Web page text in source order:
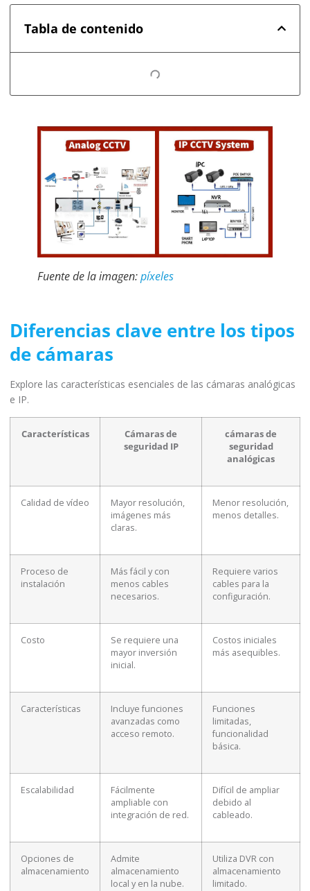
Tabla de contenido
Fuente de la imagen:píxeles
Diferencias clave entre los tipos
de cámaras
Explore las características esenciales de las cámaras analógicas
e IP.
Características
Cámaras de
seguridad IP
cámaras de
seguridad
analógicas
Calidad de vídeo
Mayor resolución,
imágenes más
claras.
Menor resolución,
menos detalles.
Proceso de
instalación
Más fácil y con
menos cables
necesarios.
Requiere varios
cables para la
configuración.
Costo
Se requiere una
mayor inversión
inicial.
Costos iniciales
más asequibles.
Características
Incluye funciones
avanzadas como
acceso remoto.
Funciones
limitadas,
funcionalidad
básica.
Escalabilidad
Fácilmente
ampliable con
integración de red.
Difícil de ampliar
debido al
cableado.
Opciones de
almacenamiento
Admite
almacenamiento
local y en la nube.
Utiliza DVR con
almacenamiento
limitado.